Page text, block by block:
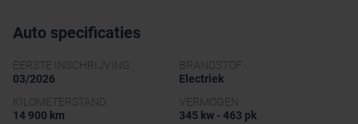
Auto specificaties
EERSTE INSCHRIJVING
03/2026
BRANDSTOF
Electriek
KILOMETERSTAND
14 900 km
VERMOGEN
345 kw - 463 pk